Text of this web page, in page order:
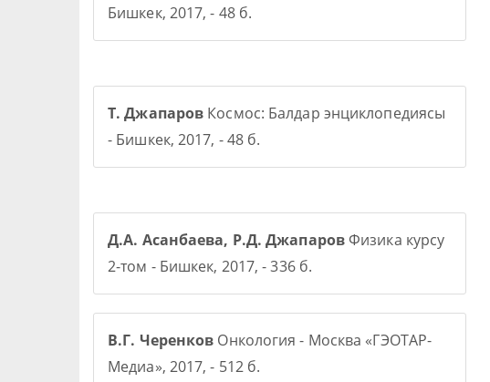
Бишкек, 2017, - 48 б.
Т. Джапаров Космос: Балдар энциклопедиясы
- Бишкек, 2017, - 48 б.
Д.А. Асанбаева, Р.Д. ДжапаровФизика курсу
2-том - Бишкек, 2017, - 336 б.
В.Г. Черенков Онкология - Москва «ГЭОТАР-
Медиа», 2017, - 512 б.